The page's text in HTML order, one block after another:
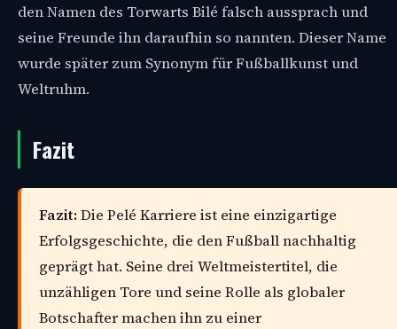
den Namen des Torwarts Bilé falsch aussprach und
seine Freunde ihn daraufhin so nannten. Dieser Name
wurde später zum Synonym für Fußballkunst und
Weltruhm.
Fazit
Fazit:Die Pelé Karriere ist eine einzigartige
Erfolgsgeschichte, die den Fußball nachhaltig
geprägt hat. Seine drei Weltmeistertitel, die
unzähligen Tore und seine Rolle als globaler
Botschafter machen ihn zu einer